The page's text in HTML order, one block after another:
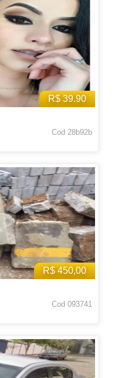
R$ 39.90
Cod 28b92b
R$ 450,00
Cod 093741